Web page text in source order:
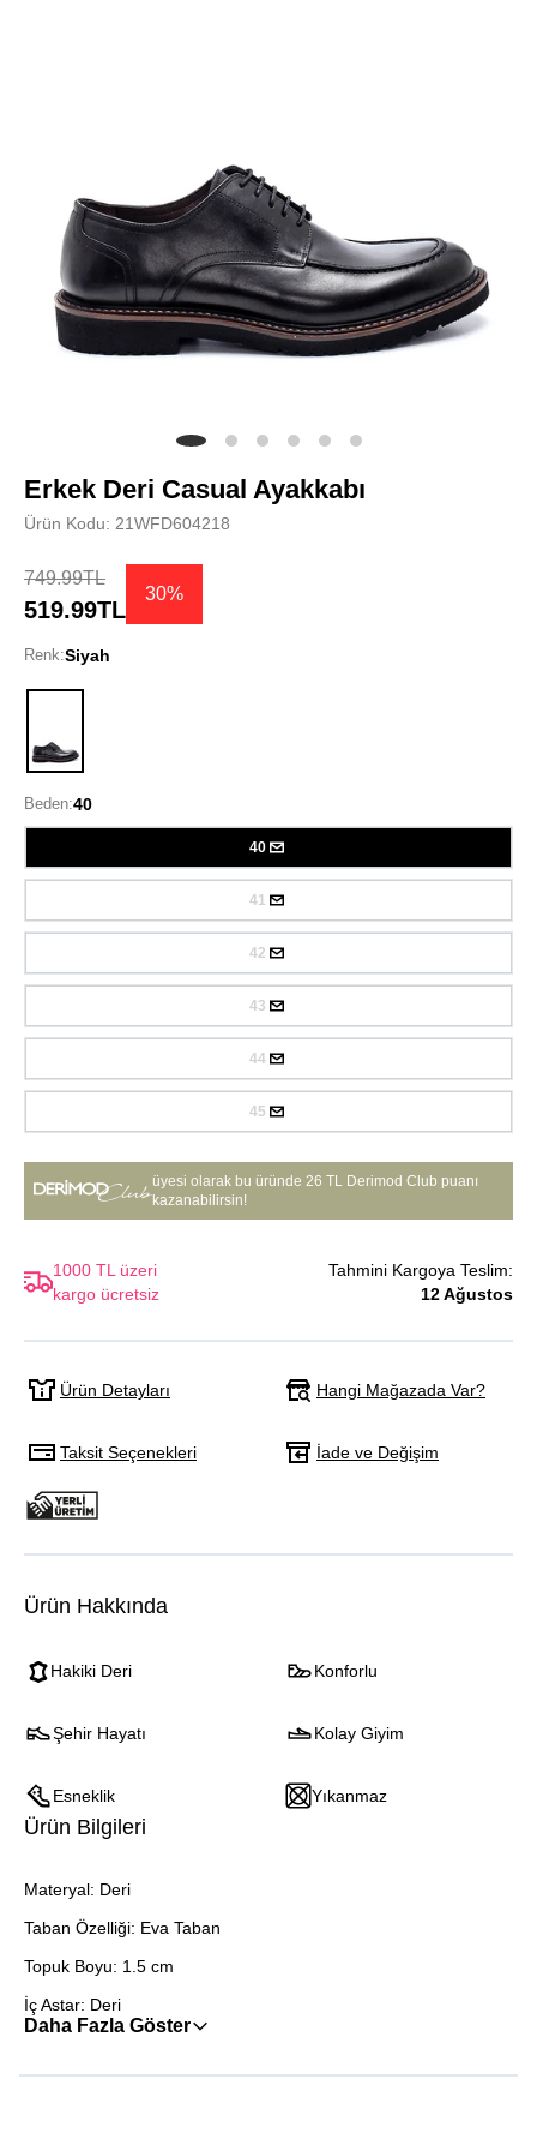
Erkek Deri Casual Ayakkabı
Ürün Kodu: 21WFD604218
749.99TL
519.99TL
30%
Renk:Siyah
Siyah
Beden:40
40
41
42
43
44
45
üyesi olarak bu üründe 26 TL Derimod Club puanı
kazanabilirsin!
1000 TL üzeri
kargo ücretsiz
Tahmini Kargoya Teslim:
12 Ağustos
Ürün Detayları Hangi Mağazada Var?
Taksit Seçenekleri İade ve Değişim
Ürün Hakkında
Hakiki Deri Konforlu
Şehir Hayatı Kolay Giyim
Esneklik Yıkanmaz
Ürün Bilgileri
Materyal: Deri
Taban Özelliği: Eva Taban
Topuk Boyu: 1.5 cm
İç Astar: Deri
Daha Fazla Göster